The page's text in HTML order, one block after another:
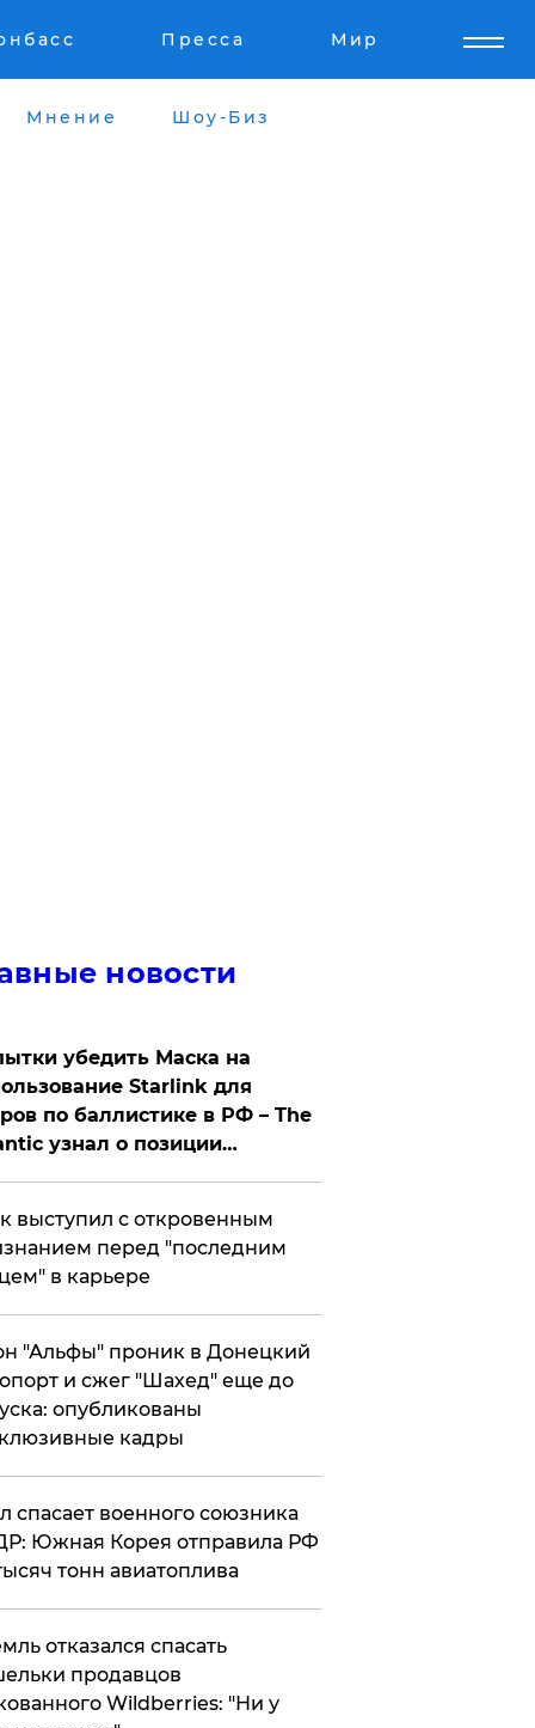
Пресса Мир
Мнение Шоу-Биз
новости
убедить Маска на
Starlink для
по баллистике в РФ – The
узнал о позиции
выступил с откровенным
перед "последним
в карьере
"Альфы" проник в Донецкий
и сжег "Шахед" еще до
опубликованы
кадры
спасает военного союзника
Южная Корея отправила РФ
тонн авиатоплива
отказался спасать
продавцов
Wildberries: "Ни у